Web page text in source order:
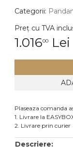
Inele
Cercei
Bratari
Lanturi
Pandantive
Accesorii
Categorii:
Preț cu TVA
1.01600 Lei
Plaseaza comanda
1. Livrare la
2. Livrare prin curier
Descriere: